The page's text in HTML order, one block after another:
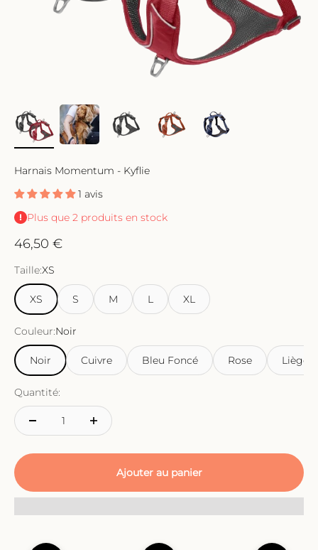
Harnais Momentum - Kyflie
1 avis
Plus que 2 produits en stock
Prix de vente
46,50 €
Taille:XS
XS S M L XL
Couleur:Noir
Noir Cuivre Bleu Foncé Rose Liège
Quantité:
Ajouter au panier